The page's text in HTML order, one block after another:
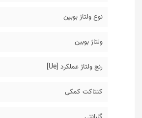
نوع ولتاژ بوبین
ولتاژ بوبین
رنج ولتاژ عملکرد [Ue]
کنتاکت کمکی